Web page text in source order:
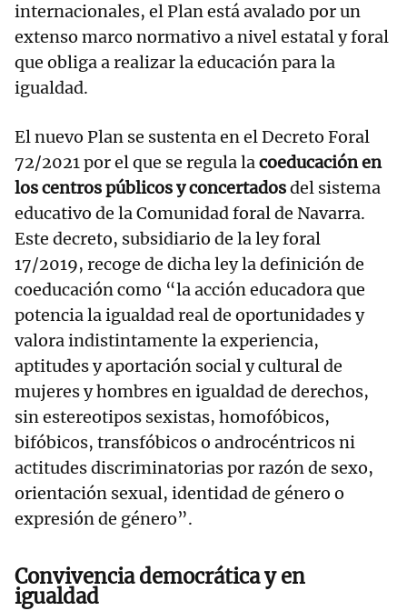
internacionales, el Plan está avalado por un
extenso marco normativo a nivel estatal y foral
que obliga a realizar la educación para la
igualdad.
El nuevo Plan se sustenta en el Decreto Foral
72/2021 por el que se regula lacoeducación en
los centros públicos y concertadosdel sistema
educativo de la Comunidad foral de Navarra.
Este decreto, subsidiario de la ley foral
17/2019, recoge de dicha ley la definición de
coeducación como “la acción educadora que
potencia la igualdad real de oportunidades y
valora indistintamente la experiencia,
aptitudes y aportación social y cultural de
mujeres y hombres en igualdad de derechos,
sin estereotipos sexistas, homofóbicos,
bifóbicos, transfóbicos o androcéntricos ni
actitudes discriminatorias por razón de sexo,
orientación sexual, identidad de género o
expresión de género”.
Convivencia democrática y en
igualdad